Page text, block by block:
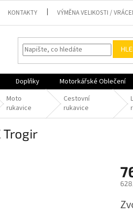
KONTAKTY VÝMĚNA VELIKOSTI /
Doplňky Motorkářské Oblečení
Moto
rukavice
Cestovní
rukavice
Trogir